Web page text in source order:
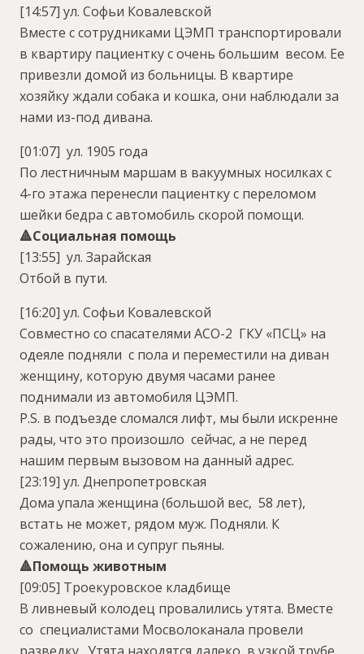
[14:57] ул. Софьи Ковалевской
Вместе с сотрудниками ЦЭМП транспортировали
в квартиру пациентку с очень большим весом. Ее
привезли домой из больницы. В квартире
хозяйку ждали собака и кошка, они наблюдали за
нами из-под дивана.
[01:07] ул. 1905 года
По лестничным маршам в вакуумных носилках с
4-го этажа перенесли пациентку с переломом
шейки бедра с автомобиль скорой помощи.
🔺Социальная помощь
[13:55] ул. Зарайская
Отбой в пути.
[16:20] ул. Софьи Ковалевской
Совместно со спасателями АСО-2 ГКУ «ПСЦ» на
одеяле подняли с пола и переместили на диван
женщину, которую двумя часами ранее
поднимали из автомобиля ЦЭМП.
P.S. в подъезде сломался лифт, мы были искренне
рады, что это произошло сейчас, а не перед
нашим первым вызовом на данный адрес.
[23:19] ул. Днепропетровская
Дома упала женщина (большой вес, 58 лет),
встать не может, рядом муж. Подняли. К
сожалению, она и супруг пьяны.
🔺Помощь животным
[09:05] Троекуровское кладбище
В ливневый колодец провалились утята. Вместе
со специалистами Мосволоканала провели